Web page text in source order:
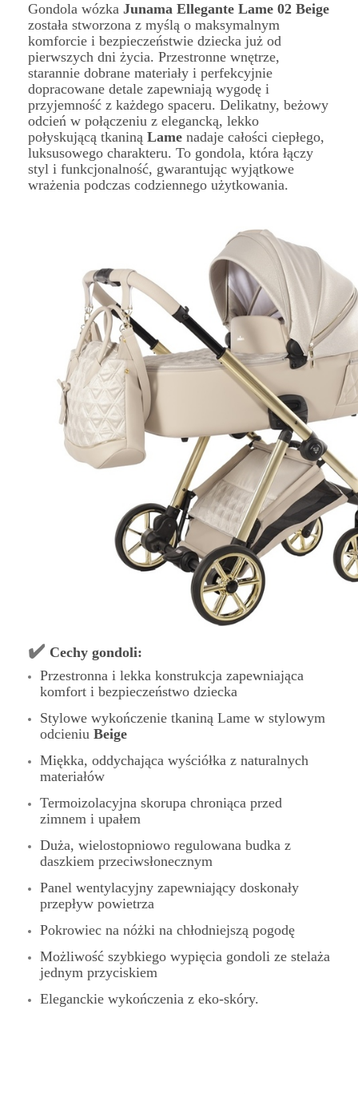
Gondola wózka Junama Ellegante Lame 02 Beige
została stworzona z myślą o maksymalnym
komforcie i bezpieczeństwie dziecka już od
pierwszych dni życia. Przestronne wnętrze,
starannie dobrane materiały i perfekcyjnie
dopracowane detale zapewniają wygodę i
przyjemność z każdego spaceru. Delikatny, beżowy
odcień w połączeniu z elegancką, lekko
połyskującą tkaniną Lame nadaje całości ciepłego,
luksusowego charakteru. To gondola, która łączy
styl i funkcjonalność, gwarantując wyjątkowe
wrażenia podczas codziennego użytkowania.
✔️ Cechy gondoli:
Przestronna i lekka konstrukcja zapewniająca
komfort i bezpieczeństwo dziecka
Stylowe wykończenie tkaniną Lame w stylowym
odcieniu Beige
Miękka, oddychająca wyściółka z naturalnych
materiałów
Termoizolacyjna skorupa chroniąca przed
zimnem i upałem
Duża, wielostopniowo regulowana budka z
daszkiem przeciwsłonecznym
Panel wentylacyjny zapewniający doskonały
przepływ powietrza
Pokrowiec na nóżki na chłodniejszą pogodę
Możliwość szybkiego wypięcia gondoli ze stelaża
jednym przyciskiem
Eleganckie wykończenia z eko-skóry.